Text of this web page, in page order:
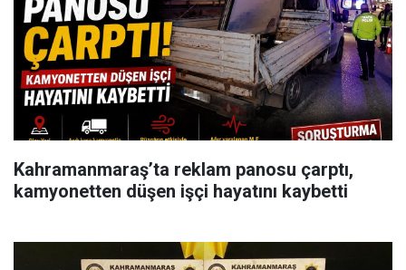
Kahramanmaraş’ta reklam panosu çarptı,
kamyonetten düşen işçi hayatını kaybetti